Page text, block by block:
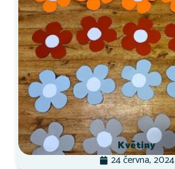
Květiny
24 června, 2024